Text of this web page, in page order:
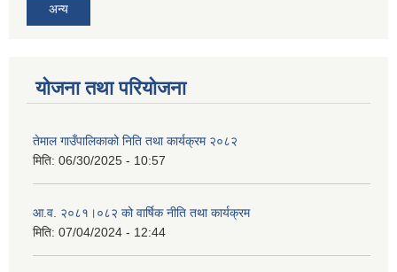
अन्य
योजना तथा परियोजना
तेमाल गाउँपालिकाको निति तथा कार्यक्रम २०८२
मिति: 06/30/2025 - 10:57
आ.व. २०८१।०८२ को वार्षिक नीति तथा कार्यक्रम
मिति: 07/04/2024 - 12:44